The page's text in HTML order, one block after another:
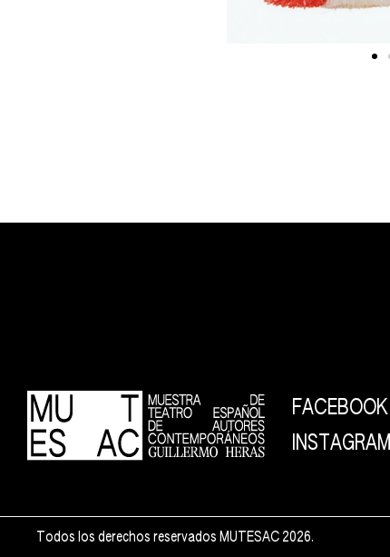
FACEBOOK
INSTAGRAM
Todos los derechos reservados MUTESAC 2026.